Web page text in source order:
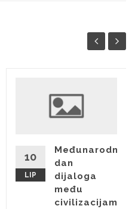
10
LIP
Međunarodni
dan
dijaloga
među
civilizacijama